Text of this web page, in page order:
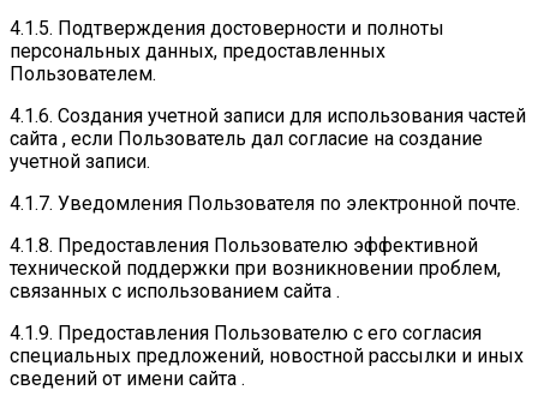
4.1.5. Подтверждения достоверности и полноты
персональных данных, предоставленных
Пользователем.
4.1.6. Создания учетной записи для использования частей
сайта , если Пользователь дал согласие на создание
учетной записи.
4.1.7. Уведомления Пользователя по электронной почте.
4.1.8. Предоставления Пользователю эффективной
технической поддержки при возникновении проблем,
связанных с использованием сайта .
4.1.9. Предоставления Пользователю с его согласия
специальных предложений, новостной рассылки и иных
сведений от имени сайта .